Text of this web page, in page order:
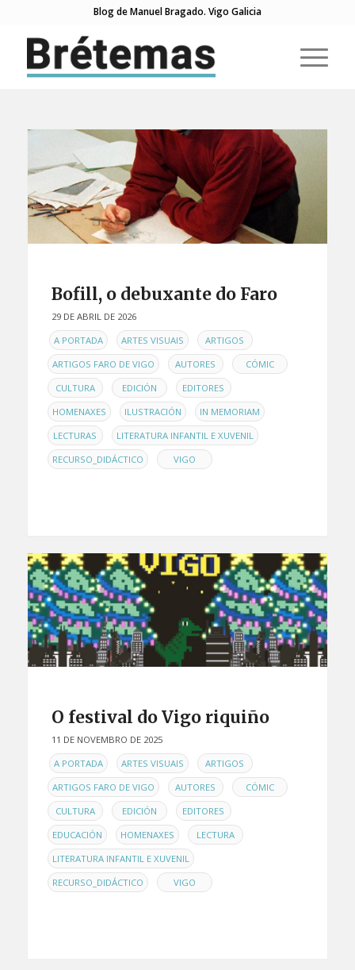
Blog de Manuel Bragado. Vigo Galicia
Bofill, o debuxante do Faro
29 DE ABRIL DE 2026
ENA PORTADA , ARTES VISUAIS , ARTIGOS ,
ARTIGOS FARO DE VIGO , AUTORES , CÓMIC ,
CULTURA , EDICIÓN , EDITORES ,
HOMENAXES , ILUSTRACIÓN , IN MEMORIAM ,
LECTURAS , LITERATURA INFANTIL E XUVENIL ,
RECURSO_DIDÁCTICO , VIGO
O festival do Vigo riquiño
11 DE NOVEMBRO DE 2025
ENA PORTADA , ARTES VISUAIS , ARTIGOS ,
ARTIGOS FARO DE VIGO , AUTORES , CÓMIC ,
CULTURA , EDICIÓN , EDITORES ,
EDUCACIÓN , HOMENAXES , LECTURA ,
LITERATURA INFANTIL E XUVENIL ,
RECURSO_DIDÁCTICO , VIGO